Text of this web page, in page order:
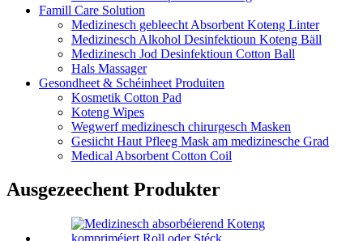
Famill Care Solution
Medizinesch gebleecht Absorbent Koteng Linter
Medizinesch Alkohol Desinfektioun Koteng Bäll
Medizinesch Jod Desinfektioun Cotton Ball
Hals Massager
Gesondheet & Schéinheet Produiten
Kosmetik Cotton Pad
Koteng Wipes
Wegwerf medizinesch chirurgesch Masken
Gesiicht Haut Pfleeg Mask am medizinesche Grad
Medical Absorbent Cotton Coil
Ausgezeechent Produkter